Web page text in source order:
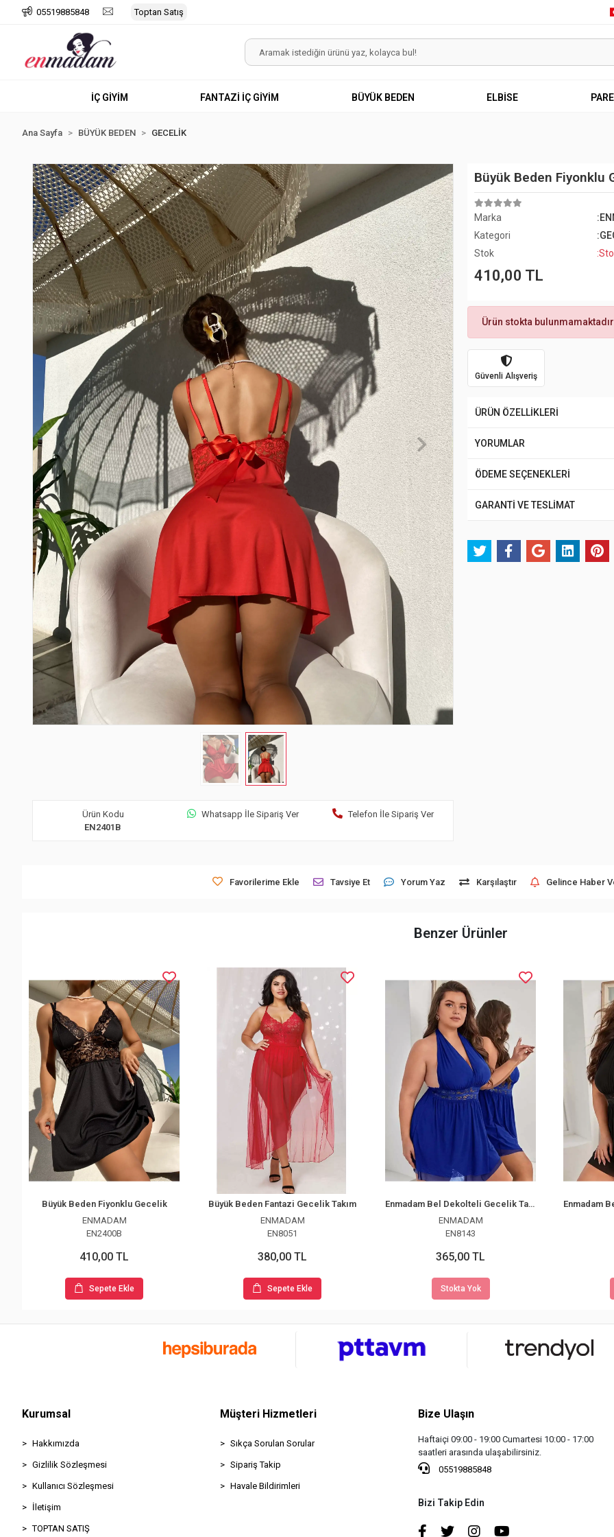
05519885848 Toptan Satış
İÇ GİYİM FANTAZİ İÇ GİYİM BÜYÜK BEDEN ELBİSE
Ana Sayfa BÜYÜK BEDEN GECELİK
Ürün Kodu
EN2401B
Whatsapp İle Sipariş Ver Telefon İle Sipariş Ver
Büyük Beden Fiyonklu
Marka
Kategori
Stok
410,00 TL
Ürün stokta
Güvenli Alışveriş
ÜRÜN ÖZELLİKLERİ
YORUMLAR
ÖDEME SEÇENEKLERİ
GARANTİ VE TESLİMAT
Favorilerime Ekle Tavsiye Et Yorum Yaz Karşılaştır Gelince Haber
Benzer Ürünler
Büyük Beden Fiyonklu Gecelik
ENMADAM
EN2400B
410,00 TL
Sepete Ekle
Büyük Beden Fantazi Gecelik Takım
ENMADAM
EN8051
380,00 TL
Sepete Ekle
Enmadam Bel Dekolteli Gecelik Takım
ENMADAM
EN8143
365,00 TL
Stokta Yok
Kurumsal
Hakkımızda
Gizlilik Sözleşmesi
Kullanıcı Sözleşmesi
İletişim
TOPTAN SATIŞ
Müşteri Hizmetleri
Sıkça Sorulan Sorular
Sipariş Takip
Havale Bildirimleri
Bize Ulaşın
Haftaiçi 09:00 - 19:00 Cumartesi 10:00 - 17:00
saatleri arasında ulaşabilirsiniz.
05519885848
Bizi Takip Edin